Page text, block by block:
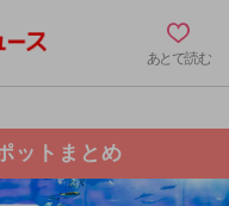
あとで読む
ットまとめ